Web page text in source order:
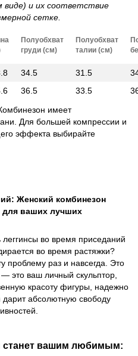
виде) и их соответствие
сетке.
Полуобхват
груди (см)
Полуобхват
талии (см)
34.5 31.5
36.5 33.5
имеет
Для большей компрессии и
эффекта выбирайте
Женский комбинезон
для ваших лучших
леггинсы во время приседаний
во время растяжки?
проблему раз и навсегда. Это
это ваш личный скульптор,
красоту фигуры, надежно
абсолютную свободу
станет вашим любимым: